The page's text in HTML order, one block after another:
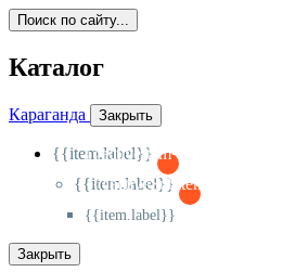
Поиск по сайту...
Каталог
Караганда Закрыть
{{item.label}}
{{activeItem==item.id?'-
{{item.label}}
{{activeSubitem==item.id?'-
{{item.label}}
Закрыть